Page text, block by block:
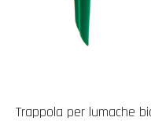
Trappola per lumache